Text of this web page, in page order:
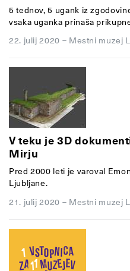
5 tednov, 5 ugank iz
vsaka uganka prinaša
22. julij 2020 – Mestni muzej
V teku je 3D
Mirju
Pred 2000 leti je varoval
Ljubljane.
21. julij 2020 – Mestni muzej